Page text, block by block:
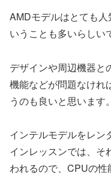
AMDモデルはとても
いうことも多いらしい
デザインや周辺機器と
機能などが問題なけれ
うのも良いと思います。
インテルモデルをレン
インレッスンでは、そ
われるので、CPUの